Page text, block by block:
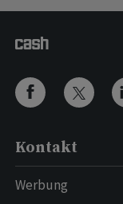
Kontakt
Werbung